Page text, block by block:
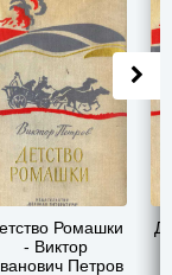
Ромашки
- Виктор
Петров